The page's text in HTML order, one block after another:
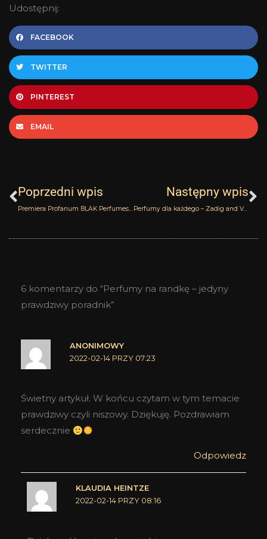
Udostępnij:
FACEBOOK
TWITTER
PINTEREST
EMAIL
Poprzedni wpis
Premiera Profanum BLAK Perfumes live
Następny wpis
Perfumy dla każdego – Zadig and Voltaire This is Her! This is Him!
6 komentarzy do “Perfumy na randkę – jedyny
prawdziwy poradnik”
ANONIMOWY
2022-02-14 PRZY 07:23
Świetny artykuł. W końcu czytam w tym temacie
prawdziwy czyli niszowy. Dziękuję. Pozdrawiam
serdecznie
Odpowiedz
KLAUDIA HEINTZE
2022-02-14 PRZY 08:16